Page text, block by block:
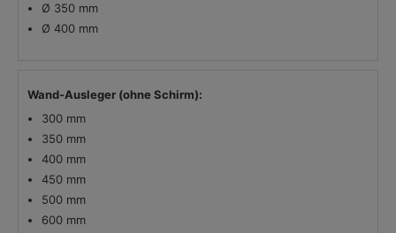
Ø 350 mm
Ø 400 mm
Wand-Ausleger (ohne Schirm):
300 mm
350 mm
400 mm
450 mm
500 mm
600 mm